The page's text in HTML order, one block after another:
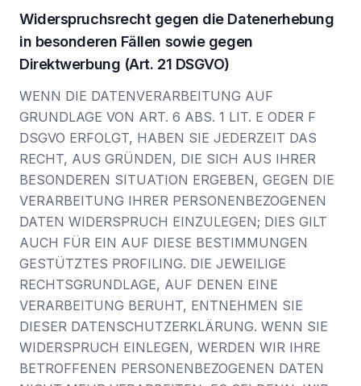
Widerspruchsrecht gegen die Datenerhebung
in besonderen Fällen sowie gegen
Direktwerbung (Art. 21 DSGVO)
WENN DIE DATENVERARBEITUNG AUF
GRUNDLAGE VON ART. 6 ABS. 1 LIT. E ODER F
DSGVO ERFOLGT, HABEN SIE JEDERZEIT DAS
RECHT, AUS GRÜNDEN, DIE SICH AUS IHRER
BESONDEREN SITUATION ERGEBEN, GEGEN DIE
VERARBEITUNG IHRER PERSONENBEZOGENEN
DATEN WIDERSPRUCH EINZULEGEN; DIES GILT
AUCH FÜR EIN AUF DIESE BESTIMMUNGEN
GESTÜTZTES PROFILING. DIE JEWEILIGE
RECHTSGRUNDLAGE, AUF DENEN EINE
VERARBEITUNG BERUHT, ENTNEHMEN SIE
DIESER DATENSCHUTZERKLÄRUNG. WENN SIE
WIDERSPRUCH EINLEGEN, WERDEN WIR IHRE
BETROFFENEN PERSONENBEZOGENEN DATEN